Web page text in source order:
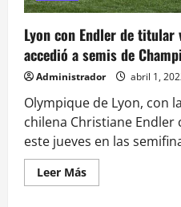
Lyon con Endler de titular
accedió a semis de
Administrador abril 1,
Olympique de Lyon, con
chilena Christiane
este jueves en las
Leer MásLeer
más